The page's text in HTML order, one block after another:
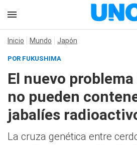
Inicio Mundo Japón
POR FUKUSHIMA
El nuevo
no pueden
jabalíes
La cruza genética entre